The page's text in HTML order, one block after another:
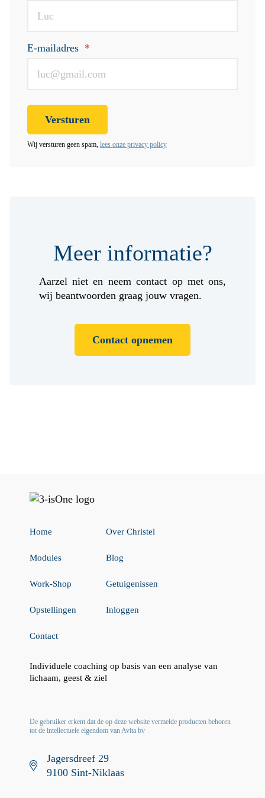
E-mailadres *
Wij versturen geen spam, lees onze privacy policy
Meer informatie?
Aarzel niet en neem contact op met ons,
wij beantwoorden graag jouw vragen.
Contact opnemen
Individuele coaching op basis van een analyse van
lichaam, geest & ziel
De gebruiker erkent dat de op deze website vermelde producten behoren
tot de intellectuele eigendom van Avita bv
Jagersdreef 29
9100 Sint-Niklaas
Home
Modules
Work-Shop
Opstellingen
Contact
Over Christel
Blog
Getuigenissen
Inloggen